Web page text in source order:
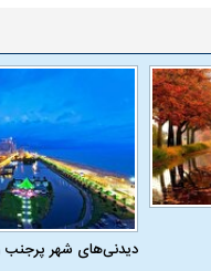
دیدنی‌های شهر